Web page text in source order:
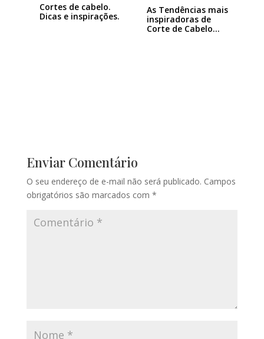
Cortes de cabelo.
Dicas e inspirações.
As Tendências mais
inspiradoras de
Corte de Cabelo…
Enviar Comentário
O seu endereço de e-mail não será publicado. Campos
obrigatórios são marcados com *